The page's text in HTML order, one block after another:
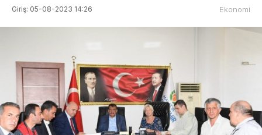
Giriş: 05-08-2023 14:26 Ekonomi